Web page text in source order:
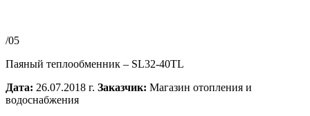
/05
Паяный теплообменник – SL32-40TL
Дата: 26.07.2018 г. Заказчик: Магазин отопления и
водоснабжения